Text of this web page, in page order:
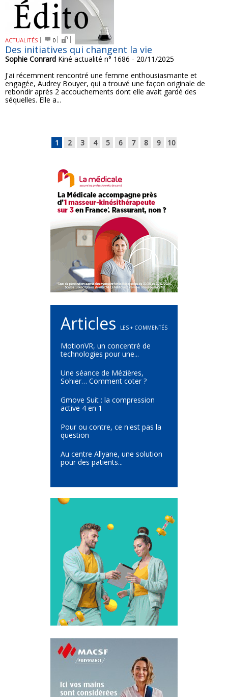
ACTUALITÉS 0
Des initiatives qui changent la vie
Sophie Conrard Kiné actualité n° 1686 - 20/11/2025
J'ai récemment rencontré une femme enthousiasmante et
engagée, Audrey Bouyer, qui a trouvé une façon originale de
rebondir après 2 accouchements dont elle avait gardé des
séquelles. Elle a...
1 2 3 4 5 6 7 8 9 10
Articles LES + COMMENTÉS
MotionVR, un concentré de
technologies pour une...
Une séance de Mézières,
Sohier… Comment coter ?
Gmove Suit : la compression
active 4 en 1
Pour ou contre, ce n'est pas la
question
Au centre Allyane, une solution
pour des patients...